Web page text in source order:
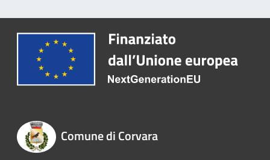
Comune di Corvara